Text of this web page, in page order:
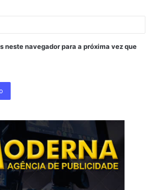
neste navegador para a próxima vez que